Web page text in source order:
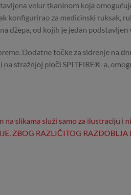
velur tkaninom koja
konfigurirao za medicinski ruksak,
džepa, od kojih je jedan
Dodatne točke za sidrenje na
stražnjoj ploči SPITFIRE®-a,
slikama služi samo za ilustraciju i
ZBOG RAZLIČITOG